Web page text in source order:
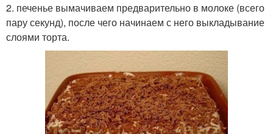
2. печенье вымачиваем предварительно в молоке (всего
пару секунд), после чего начинаем с него выкладывание
слоями торта.